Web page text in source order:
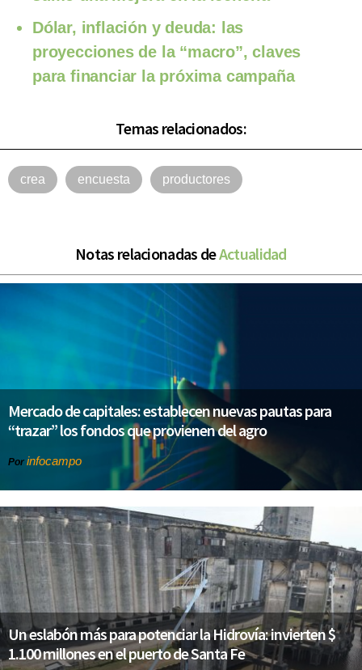
Dólar, inflación y deuda: las
proyecciones de la “macro”, claves
para financiar la próxima campaña
Temas relacionados:
crea encuesta productores
Notas relacionadas deActualidad
Mercado de capitales: establecen nuevas pautas para
“trazar” los fondos que provienen del agro
Por infocampo
Un eslabón más para potenciar la Hidrovía: invierten $
1.100 millones en el puerto de Santa Fe